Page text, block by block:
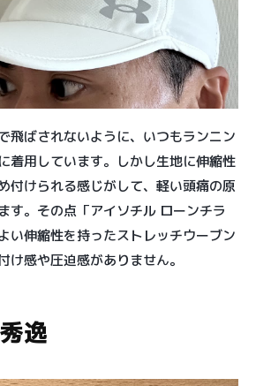
飛ばされないように、いつもランニン
着用しています。しかし生地に伸縮性
付けられる感じがして、軽い頭痛の原
す。その点「アイソチル ローンチラ
い伸縮性を持ったストレッチウーブン
け感や圧迫感がありません。
逸